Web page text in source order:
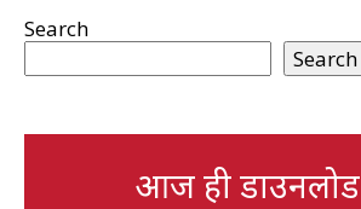
Search
Search
आज ही